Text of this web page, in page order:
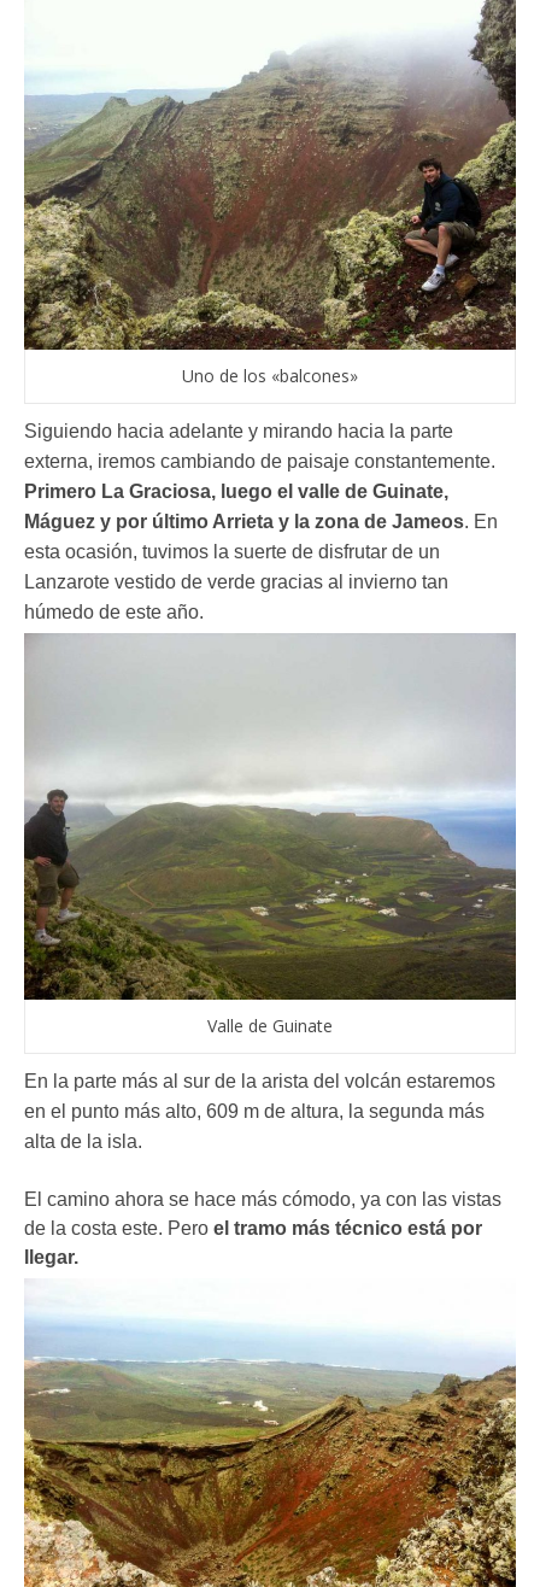
Uno de los «balcones»
Siguiendo hacia adelante y mirando hacia la parte
externa, iremos cambiando de paisaje constantemente.
Primero La Graciosa, luego el valle de Guinate,
Máguez y por último Arrieta y la zona de Jameos. En
esta ocasión, tuvimos la suerte de disfrutar de un
Lanzarote vestido de verde gracias al invierno tan
húmedo de este año.
Valle de Guinate
En la parte más al sur de la arista del volcán estaremos
en el punto más alto, 609 m de altura, la segunda más
alta de la isla.
El camino ahora se hace más cómodo, ya con las vistas
de la costa este. Pero el tramo más técnico está por
llegar.